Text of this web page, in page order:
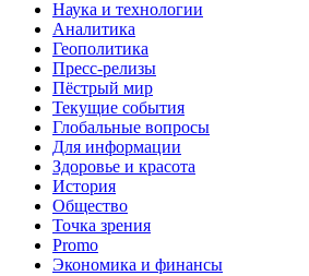
Наука и технологии
Аналитика
Геополитика
Пресс-релизы
Пёстрый мир
Текущие события
Глобальные вопросы
Для информации
Здоровье и красота
История
Общество
Точка зрения
Promo
Экономика и финансы